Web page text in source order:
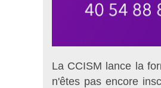
La CCISM lance la
n'êtes pas encore